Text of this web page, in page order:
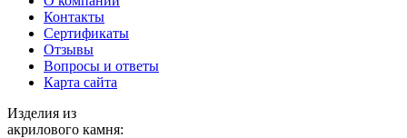
Контакты
Cертификаты
Отзывы
Вопросы и ответы
Карта сайта
Изделия из
акрилового камня: